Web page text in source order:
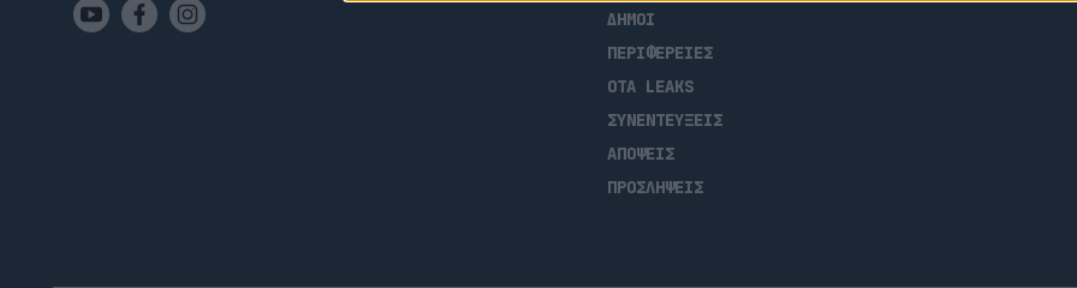
ΔΗΜΟΙ
ΠΕΡΙΦΕΡΕΙΕΣ
OTA LEAKS
ΣΥΝΕΝΤΕΥΞΕΙΣ
ΑΠΟΨΕΙΣ
ΠΡΟΣΛΗΨΕΙΣ